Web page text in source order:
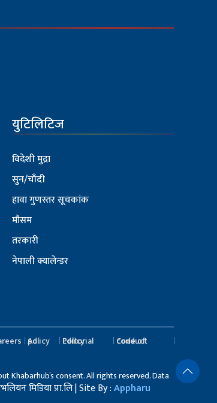
युटिलिटिज
विदेशी मुद्रा
सुन/चाँदी
हावा गुणस्तर सूचकांक
मौसम
तरकारी
नेपाली क्यालेन्डर
Ad policy Editorial Policy
Code of conduct
consent. All rights reserved. Data
मिडिया प्रा.लि | Site By :Appharu